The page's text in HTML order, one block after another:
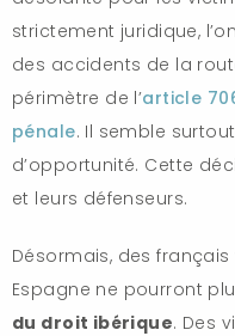
strictement juridique,
des accidents de la
périmètre de l’article
pénale. Il semble
d’opportunité. Cette
et leurs défenseurs.
Désormais, des
Espagne ne pourront
du droit ibérique. Des